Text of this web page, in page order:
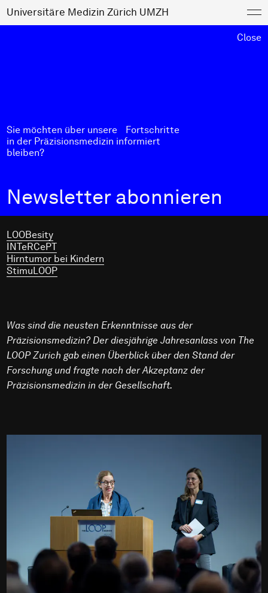
Universitäre Medizin Zürich UMZH
Zeitenwende in der Medizin
Verknüpfte Forschungsprojekte
LOOBesity
INTeRCePT
Hirntumor bei Kindern
StimuLOOP
Was sind die neusten Erkenntnisse aus der
Präzisionsmedizin? Der diesjährige Jahresanlass von The
LOOP Zurich gab einen Überblick über den Stand der
Forschung und fragte nach der Akzeptanz der
Präzisionsmedizin in der Gesellschaft.
Close
Sie möchten über unsere Fortschritte
in der Präzisionsmedizin informiert
bleiben?
Newsletter abonnieren